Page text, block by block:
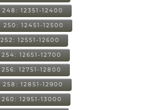
248: 12351-12400
250: 12451-12500
252: 12551-12600
254: 12651-12700
256: 12751-12800
258: 12851-12900
260: 12951-13000